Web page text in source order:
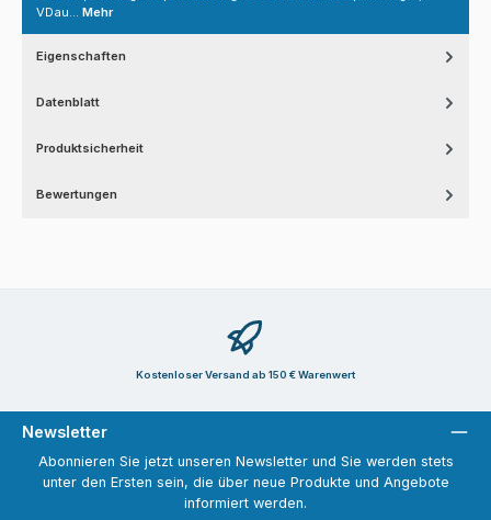
VDau… Mehr
Eigenschaften
Datenblatt
Produktsicherheit
Bewertungen
Kostenloser Versand ab 150 € Warenwert
Newsletter
Abonnieren Sie jetzt unseren Newsletter und Sie werden stets
unter den Ersten sein, die über neue Produkte und Angebote
informiert werden.